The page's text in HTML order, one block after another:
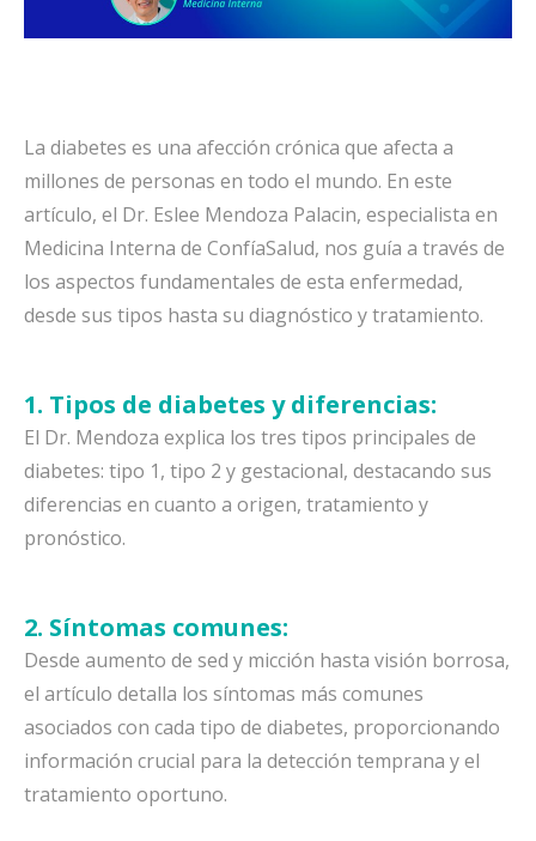
La diabetes es una afección crónica que afecta a
millones de personas en todo el mundo. En este
artículo, el Dr. Eslee Mendoza Palacin, especialista en
Medicina Interna de ConfíaSalud, nos guía a través de
los aspectos fundamentales de esta enfermedad,
desde sus tipos hasta su diagnóstico y tratamiento.
1. Tipos de diabetes y diferencias:
El Dr. Mendoza explica los tres tipos principales de
diabetes: tipo 1, tipo 2 y gestacional, destacando sus
diferencias en cuanto a origen, tratamiento y
pronóstico.
2. Síntomas comunes:
Desde aumento de sed y micción hasta visión borrosa,
el artículo detalla los síntomas más comunes
asociados con cada tipo de diabetes, proporcionando
información crucial para la detección temprana y el
tratamiento oportuno.